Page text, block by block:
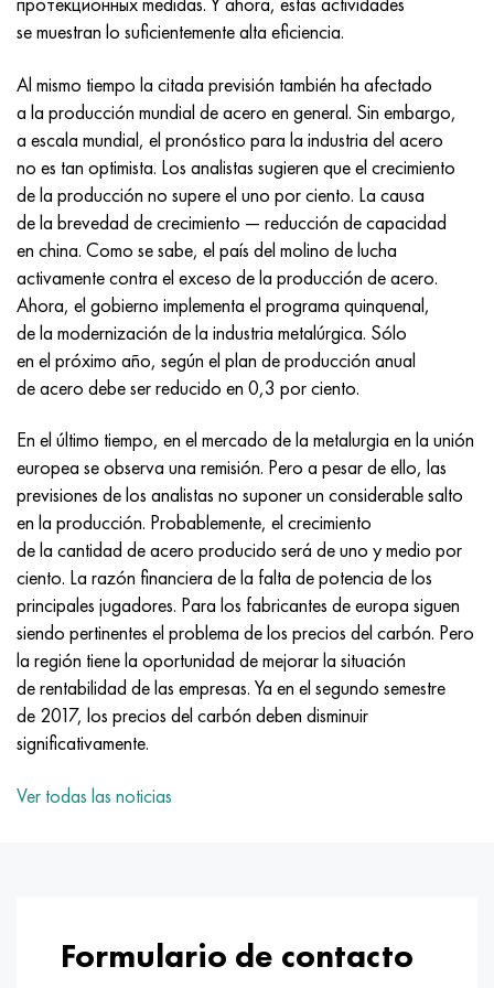
se muestran lo suficientemente alta eficiencia.
Al mismo tiempo la citada previsión también ha afectado
a la producción mundial de acero en general. Sin embargo,
a escala mundial, el pronóstico para la industria del acero
no es tan optimista. Los analistas sugieren que el crecimiento
de la producción no supere el uno por ciento. La causa
de la brevedad de crecimiento — reducción de capacidad
en china. Como se sabe, el país del molino de lucha
activamente contra el exceso de la producción de acero.
Ahora, el gobierno implementa el programa quinquenal,
de la modernización de la industria metalúrgica. Sólo
en el próximo año, según el plan de producción anual
de acero debe ser reducido en 0,3 por ciento.
En el último tiempo, en el mercado de la metalurgia en la unión
europea se observa una remisión. Pero a pesar de ello, las
previsiones de los analistas no suponer un considerable salto
en la producción. Probablemente, el crecimiento
de la cantidad de acero producido será de uno y medio por
ciento. La razón financiera de la falta de potencia de los
principales jugadores. Para los fabricantes de europa siguen
siendo pertinentes el problema de los precios del carbón. Pero
la región tiene la oportunidad de mejorar la situación
de rentabilidad de las empresas. Ya en el segundo semestre
de 2017, los precios del carbón deben disminuir
significativamente.
Ver todas las noticias
Formulario de contacto
Incotherm
Jette M152
Cobalto 6B
maraging 250
René 41
Maraging 300
Maraging 350
MP35N
MP159
multimetro n155
Nicrofer 5923 hMo
Nicrofer 6030
Nitronik 40
Nimonic 80a
47ND
49KF
49K2F, 49K2FA-VI
Aleación 50N
Aleación 50NP
50NHS
Aleación 52N
52K12F
56DGNH
68NKhVKTYu
79NM, Lupa 7904
80NM
80NMV-VI
termobimetales
HN62VMYUT
HN63MB
XN65VM
KhN65VMTYu
KhN67MVTYu
KhN68VKTYU
KhN68VMTYUK-vd
KhN70VMTYu
HN73MBTYu
XN70YU
HN75MBTYu
XN75TBYu
XN77TYu
N65M, EP982
VT-35
PT-3V
PT-7M
2B
SPT-2 sv
A LAS 3
3M
TL3
5B
TL5
A LAS 6
TS-6
14 titanio
1.4466 - AISI 310MoLn
15-7Ph® - 1.4532
PH 13-8 meses - 1.4534
1.4542 - 17-4Ph®
Custom 455® - 1.4543 - uns s45500
1.4545 - 15-5Ph®
1.4548 - 17-4Ph®
1.4550 - AISI 347
1.4567 - AISI 304Cu
1.4570-aisi303Cu
1.4574 - Aleación PH 15-7 Mo®
1.4580 - AISI 316Cb
1.4597 - AISI 204Cu
Aleación 926 - 1.4529
10X17H13M3T
11X11N2V2MF
12Х18Н9Т
13X11N2V2MF
15x11mf
15х12vnmf
15Х12Н2MVFAB
15X16K5N2MVFAB
15X16H2AM
18X11MNFB
18X12VMBFR
20X12VNMF
20Х3FMI
40Х9С2
2,0872, CuNi10Fe1Mn, Cw352h
CW301G, C64200
bronce de silicio
C65500, CuAl11Fe3
C65620, CuSi3Fe2Zn3
C65100, CuSi1.5
Bronce estaño-plomo
c92200, CuSn6Zn4Pb2
latón rojo
C83600, CuSn5ZnPb
45G2, 45g2, AISI 1144
10g2, 10g2, AISI 1513
12X2H4A, 15NiCr13, 1.5752
AC14, 11SMnPb30
20G, 20mn5
20XH3A, AISI 4320, 20hn3a
20HM, 24CrMo5, 20hm
25KhGM, 20CrMo5, 1.7264
30X, AISI 5130, 30h
30hgs, 30hgs
30hgsa, 30hgsa
30hgsn2a, 30hgsna
30xn2ma, 30CrNiMo8
35hgsa, 35hgsa
Р6М5, 1.3343, hs6-5-2, sw7m
R6M5F3, 1.3344, hs6-5-3
9М4К8,1.3207
R12F3, 1.3318, sw12
P18, 1,3355, hs18-0-1, sw18
Acero carbono
10,1.1645, C105W1
11G12, 110G13L, X120Mn12